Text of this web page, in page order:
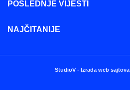
POSLEDNJE VIJESTI
NAJČITANIJE
StudioV - Izrada web sajtova